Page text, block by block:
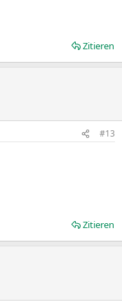
Zitieren
#13
Zitieren